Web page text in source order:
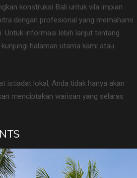
konstruksi Bali untuk vila impian
dengan profesional yang memahami
Untuk informasi lebih lanjut tentang
halaman utama kami atau
istiadat lokal, Anda tidak hanya akan
menciptakan warisan yang selaras